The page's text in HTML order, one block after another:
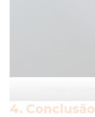
4. Conclusão